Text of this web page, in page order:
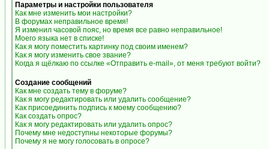
Параметры и настройки пользователя
Как мне изменить мои настройки?
В форумах неправильное время!
Я изменил часовой пояс, но время все равно неправильное!
Моего языка нет в списке!
Как я могу поместить картинку под своим именем?
Как я могу изменить свое звание?
Когда я щёлкаю по ссылке «Отправить e-mail», от меня требуют войти?
Создание сообщений
Как мне создать тему в форуме?
Как я могу редактировать или удалить сообщение?
Как присоединить подпись к моему сообщению?
Как создать опрос?
Как я могу редактировать или удалить опрос?
Почему мне недоступны некоторые форумы?
Почему я не могу голосовать в опросе?